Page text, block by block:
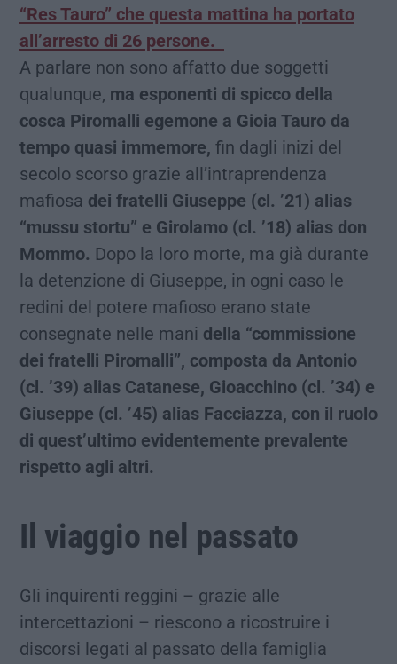
“Res Tauro” che questa mattina ha portato
all’arresto di 26 persone.
A parlare non sono affatto due soggetti
qualunque, ma esponenti di spicco della
cosca Piromalli egemone a Gioia Tauro da
tempo quasi immemore, fin dagli inizi del
secolo scorso grazie all’intraprendenza
mafiosa dei fratelli Giuseppe (cl. ’21) alias
“mussu stortu” e Girolamo (cl. ’18) alias don
Mommo. Dopo la loro morte, ma già durante
la detenzione di Giuseppe, in ogni caso le
redini del potere mafioso erano state
consegnate nelle mani della “commissione
dei fratelli Piromalli”, composta da Antonio
(cl. ’39) alias Catanese, Gioacchino (cl. ’34) e
Giuseppe (cl. ’45) alias Facciazza, con il ruolo
di quest’ultimo evidentemente prevalente
rispetto agli altri.
Il viaggio nel passato
Gli inquirenti reggini – grazie alle
intercettazioni – riescono a ricostruire i
discorsi legati al passato della famiglia